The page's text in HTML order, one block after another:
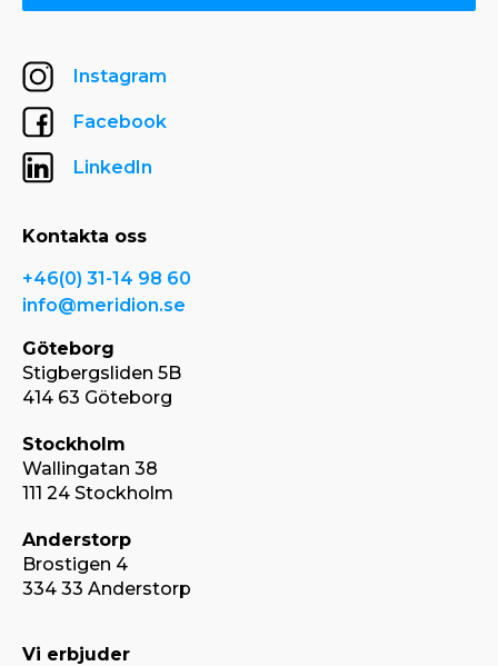
Kontakta oss
+46(0) 31-14 98 60
info@meridion.se
Göteborg
Stigbergsliden 5B
414 63 Göteborg
Stockholm
Wallingatan 38
111 24 Stockholm
Anderstorp
Brostigen 4
334 33 Anderstorp
Vi erbjuder
Instagram
Facebook
LinkedIn